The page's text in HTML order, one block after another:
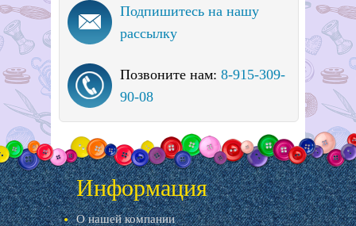
Подпишитесь на нашу
рассылку
Позвоните нам: 8-915-309-
90-08
Информация
О нашей компании